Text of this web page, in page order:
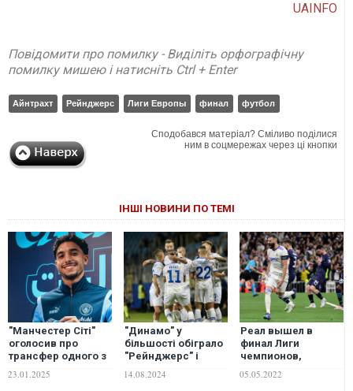
UAINFO
Повідомити про помилку - Виділіть орфографічну
помилку мишею і натисніть Ctrl + Enter
Айнтрахт Рейнджерс Лиги Европы финал футбол
Сподобався матеріал? Сміливо поділися
ним в соцмережах через ці кнопки
ІНШІ НОВИНИ ПО ТЕМІ
"Манчестер Сіті"
оголосив про
трансфер одного з
найкращих
бомбардирів
23.01.2025
"Динамо" у
більшості обіграло
"Рейнджерс" і
вийшло до раунду
плейоф відбору
14.08.2024
Реал вышел в
финал Лиги
чемпионов,
совершив
невероятный
05.05.2022